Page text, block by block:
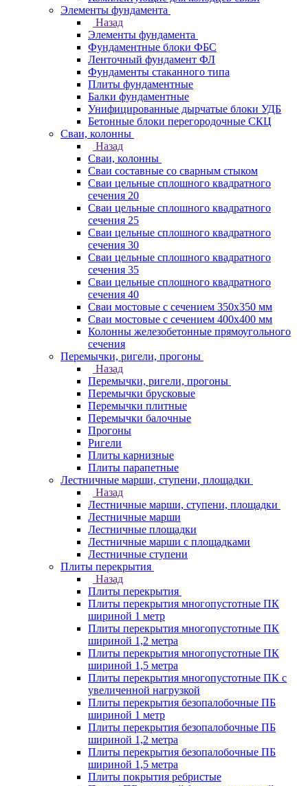
Элементы фундамента
Назад
Элементы фундамента
Фундаментные блоки ФБС
Ленточный фундамент ФЛ
Фундаменты стаканного типа
Плиты фундаментные
Балки фундаментные
Унифицированные дырчатые блоки УДБ
Бетонные блоки перегородочные СКЦ
Сваи, колонны
Назад
Сваи, колонны
Сваи составные со сварным стыком
Сваи цельные сплошного квадратного
сечения 20
Сваи цельные сплошного квадратного
сечения 25
Сваи цельные сплошного квадратного
сечения 30
Сваи цельные сплошного квадратного
сечения 35
Сваи цельные сплошного квадратного
сечения 40
Сваи мостовые с сечением 350х350 мм
Сваи мостовые с сечением 400х400 мм
Колонны железобетонные прямоугольного
сечения
Перемычки, ригели, прогоны
Назад
Перемычки, ригели, прогоны
Перемычки брусковые
Перемычки плитные
Перемычки балочные
Прогоны
Ригели
Плиты карнизные
Плиты парапетные
Лестничные марши, ступени, площадки
Назад
Лестничные марши, ступени, площадки
Лестничные марши
Лестничные площадки
Лестничные марши с площадками
Лестничные ступени
Плиты перекрытия
Назад
Плиты перекрытия
Плиты перекрытия многопустотные ПК
шириной 1 метр
Плиты перекрытия многопустотные ПК
шириной 1,2 метра
Плиты перекрытия многопустотные ПК
шириной 1,5 метра
Плиты перекрытия многопустотные ПК с
увеличенной нагрузкой
Плиты перекрытия безопалобочные ПБ
шириной 1 метр
Плиты перекрытия безопалобочные ПБ
шириной 1,2 метра
Плиты перекрытия безопалобочные ПБ
шириной 1,5 метра
Плиты покрытия ребристые